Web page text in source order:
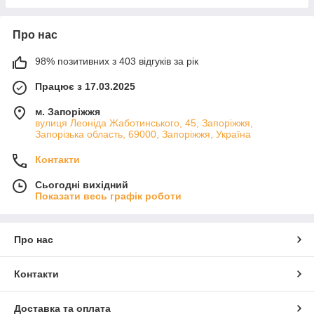
Про нас
98% позитивних з 403 відгуків за рік
Працює з 17.03.2025
м. Запоріжжя
вулиця Леоніда Жаботинського, 45, Запоріжжя,
Запорізька область, 69000, Запоріжжя, Україна
Контакти
Сьогодні вихідний
Показати весь графік роботи
Про нас
Контакти
Доставка та оплата